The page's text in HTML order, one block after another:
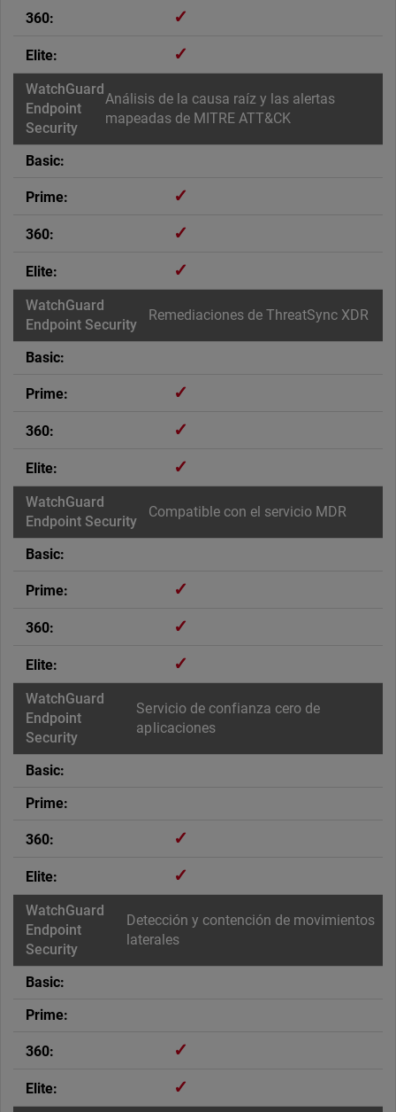
✓
✓
Análisis de la causa raíz y las alertas
mapeadas de MITRE ATT&CK
✓
✓
✓
Remediaciones de ThreatSync XDR
✓
✓
✓
Compatible con el servicio MDR
✓
✓
✓
Servicio de confianza cero de
aplicaciones
✓
✓
Detección y contención de movimientos
laterales
✓
✓